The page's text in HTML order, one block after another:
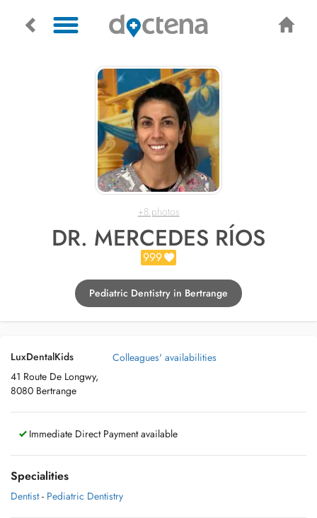
+8 photos
DR. MERCEDES RÍOS
999
Pediatric Dentistry in Bertrange
LuxDentalKids
41 Route De Longwy,
8080 Bertrange
Colleagues' availabilities
Immediate Direct Payment available
Specialities
Dentist - Pediatric Dentistry